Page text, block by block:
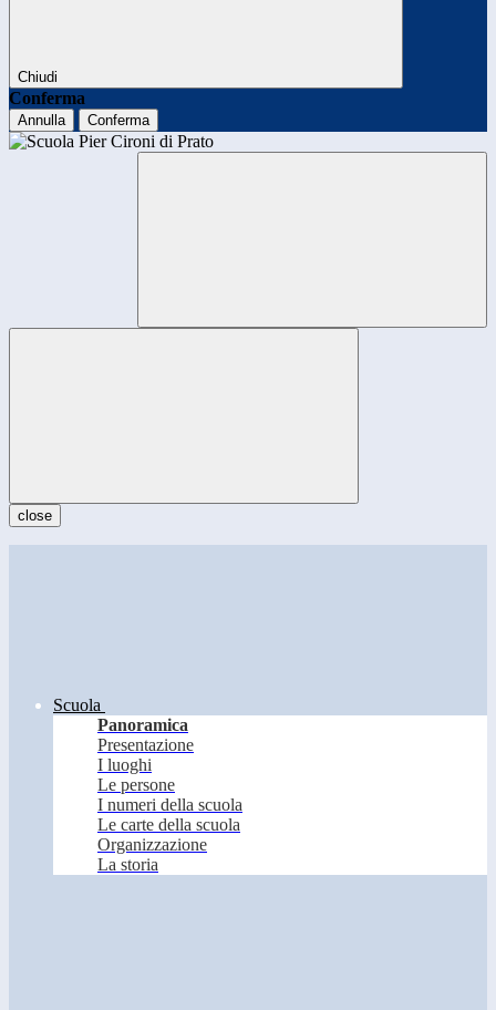
Chiudi
Conferma
Annulla Conferma
close
Scuola
Panoramica
Presentazione
I luoghi
Le persone
I numeri della scuola
Le carte della scuola
Organizzazione
La storia